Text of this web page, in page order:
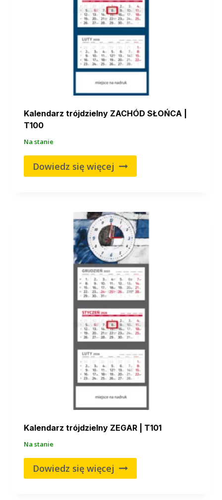
Kalendarz trójdzielny ZACHÓD SŁOŃCA |
T100
Na stanie
Dowiedz się więcej
Kalendarz trójdzielny ZEGAR | T101
Na stanie
Dowiedz się więcej